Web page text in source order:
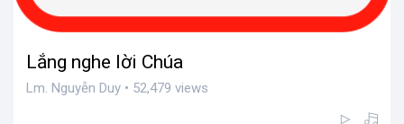
Lắng nghe lời Chúa
Lm. Nguyễn Duy • 52,479 views